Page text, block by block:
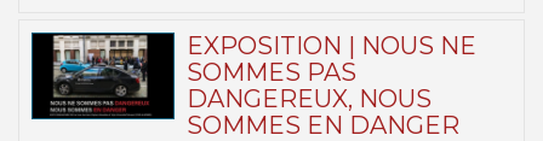
EXPOSITION | NOUS NE
SOMMES PAS
DANGEREUX, NOUS
SOMMES EN DANGER